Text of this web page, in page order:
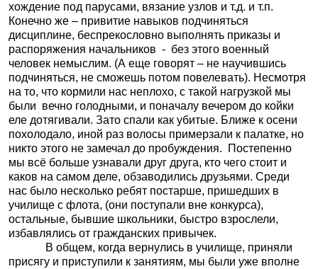
хождение под парусами, вязание узлов и т.д. и т.п.
Конечно же – привитие навыков подчиняться
дисциплине, беспрекословно выполнять приказы и
распоряжения начальников - без этого военный
человек немыслим. (А еще говорят – не научившись
подчиняться, не сможешь потом повелевать). Несмотря
на то, что кормили нас неплохо, с такой нагрузкой мы
были вечно голодными, и поначалу вечером до койки
еле дотягивали. Зато спали как убитые. Ближе к осени
похолодало, иной раз волосы примерзали к палатке, но
никто этого не замечал до пробуждения.
Постепенно
мы всё больше узнавали друг друга, кто чего стоит и
каков на самом деле, обзаводились друзьями. Среди
нас было несколько ребят постарше, пришедших в
училище с флота, (они поступали вне конкурса),
остальные, бывшие школьники, быстро взрослели,
избавлялись от гражданских привычек.
В общем, когда вернулись в училище, приняли
присягу и приступили к занятиям, мы были уже вполне